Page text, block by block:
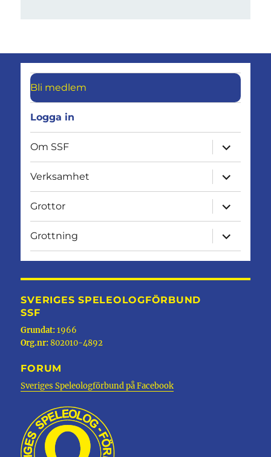
Bli medlem
Logga in
Om SSF
expandera
Verksamhet
expandera
Grottor
expandera
Grottning
expandera
SVERIGES SPELEOLOGFÖRBUND
SSF
Grundat:1966
Org.nr:802010-4892
FORUM
Sveriges Speleologförbund på Facebook